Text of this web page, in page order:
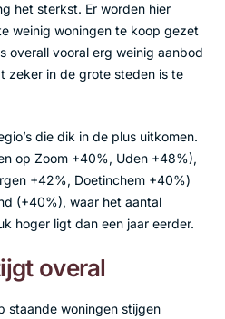
het sterkst. Er worden hier
weinig woningen te koop gezet
overall vooral erg weinig aanbod
zeker in de grote steden is te
die dik in de plus uitkomen.
op Zoom +40%, Uden +48%),
+42%, Doetinchem +40%)
(+40%), waar het aantal
hoger ligt dan een jaar eerder.
overal
staande woningen stijgen